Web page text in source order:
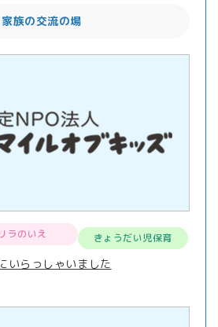
家族の交流の場
リラのいえ きょうだい児保育
いらっしゃいました